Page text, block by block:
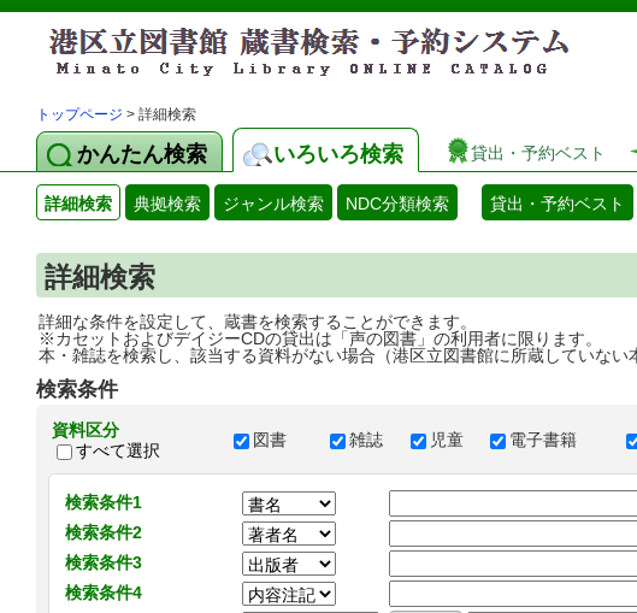
港区立
トップページ > 詳細検索
かんたん検索 いろいろ検索 貸出・予約ベスト
詳細検索 典拠検索 ジャンル検索 NDC分類検索 貸出・予約ベスト
詳細検索
詳細な条件を設定して、蔵書を検索することができます。
※カセットおよびデイジーCDの貸出は「声の図書」の利用者に限ります。
本・雑誌を検索し、該当する資料がない場合（港区立図書館に所蔵していない
検索条件
資料区分
すべて選択
図書 雑誌 児童 電子書籍
検索条件1
検索条件2
検索条件3
検索条件4